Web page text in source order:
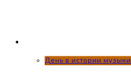
День в истории музыки